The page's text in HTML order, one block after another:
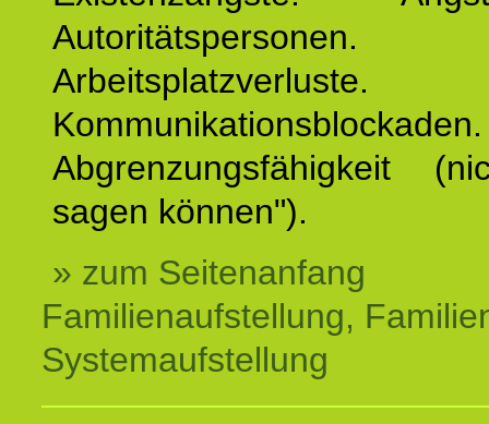
Autoritätspersonen.
Arbeitsplatzverluste.
Abgrenzungsfähigkeit
sagen können").
» zum Seitenanfang
Familienaufstellung,
Systemaufstellung